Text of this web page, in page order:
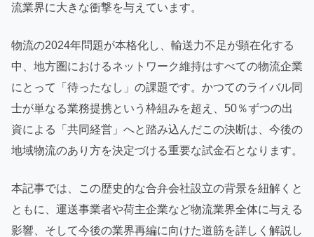
流業界に大きな衝撃を与えています。
物流の2024年問題が本格化し、輸送力不足が顕在化する
中、地方圏におけるネットワーク維持はすべての物流企業
にとって「待ったなし」の課題です。かつてのライバル同
士が単なる業務提携という枠組みを超え、50％ずつの出
資による「共同経営」へと踏み込んだこの決断は、今後の
地域物流のあり方を決定づける重要な試金石となります。
本記事では、この歴史的な合弁会社設立の背景を紐解くと
ともに、運送事業者や荷主企業など物流業界全体に与える
影響、そして今後の業界再編に向けた道筋を詳しく解説し